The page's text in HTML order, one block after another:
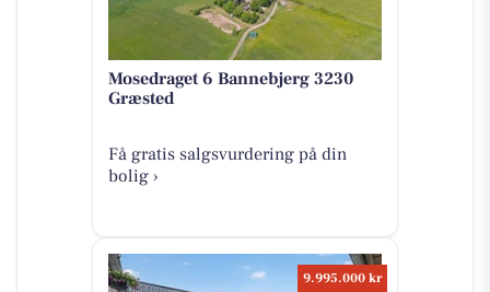
Mosedraget 6 Bannebjerg 3230
Græsted
Få gratis salgsvurdering på din
bolig ›
9.995.000 kr